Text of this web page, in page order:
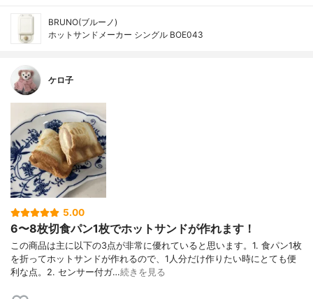
BRUNO(ブルーノ)
ホットサンドメーカー シングル BOE043
ケロ子
5.00
6〜8枚切食パン1枚でホットサンドが作れます！
この商品は主に以下の3点が非常に優れていると思います。1. 食パン1枚
を折ってホットサンドが作れるので、1人分だけ作りたい時にとても便
利な点。2. センサー付ガ…続きを見る